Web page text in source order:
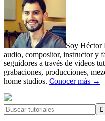
Soy Héctor
audio, compositor, instructor y
seguidores a través de videos
grabaciones, producciones,
home studios. Conocer más →
Buscar
tutoriales